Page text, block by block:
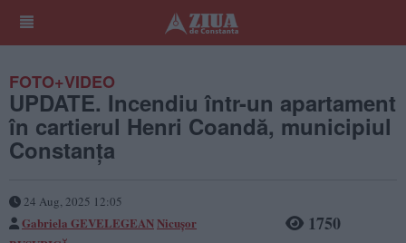
FOTO+VIDEO
UPDATE. Incendiu într-un apartament
în cartierul Henri Coandă, municipiul
Constanța
24 Aug, 2025 12:05
Gabriela GEVELEGEANNicușor
1750